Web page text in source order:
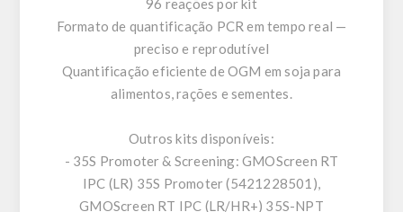
96 reações por kit
Formato de quantificação PCR em tempo real —
preciso e reprodutível
Quantificação eficiente de OGM em soja para
alimentos, rações e sementes.
Outros kits disponíveis:
- 35S Promoter & Screening: GMOScreen RT
IPC (LR) 35S Promoter (5421228501),
GMOScreen RT IPC (LR/HR+) 35S-NPT